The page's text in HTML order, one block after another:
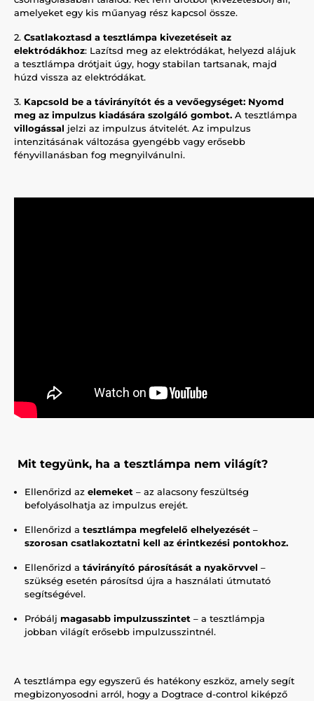
amelyeket egy kis műanyag rész kapcsol össze.
2. Csatlakoztasd a tesztlámpa kivezetéseit az
elektródákhoz: Lazítsd meg az elektródákat, helyezd alájuk
a tesztlámpa drótjait úgy, hogy stabilan tartsanak, majd
húzd vissza az elektródákat.
3. Kapcsold be a távirányítót és a vevőegységet: Nyomd
meg az impulzus kiadására szolgáló gombot. A tesztlámpa
villogással jelzi az impulzus átvitelét. Az impulzus
intenzitásának változása gyengébb vagy erősebb
fényvillanásban fog megnyilvánulni.
Mit tegyünk, ha a tesztlámpa nem világít?
Ellenőrizd az elemeket – az alacsony feszültség
befolyásolhatja az impulzus erejét.
Ellenőrizd a tesztlámpa megfelelő elhelyezését –
szorosan csatlakoztatni kell az érintkezési pontokhoz.
Ellenőrizd a távirányító párosítását a nyakörvvel –
szükség esetén párosítsd újra a használati útmutató
segítségével.
Próbálj magasabb impulzusszintet – a tesztlámpja
jobban világít erősebb impulzusszintnél.
A tesztlámpa egy egyszerű és hatékony eszköz, amely segít
megbizonyosodni arról, hogy a Dogtrace d-control kiképző